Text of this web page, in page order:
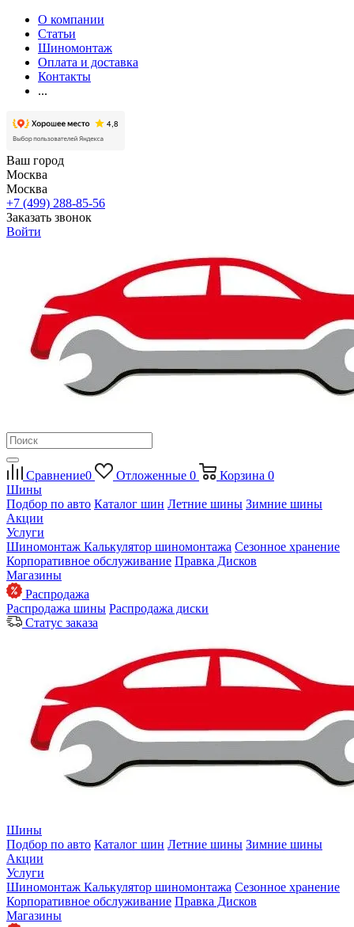
О компании
Статьи
Шиномонтаж
Оплата и доставка
Контакты
...
Ваш город
Москва
Москва
+7 (499) 288-85-56
Заказать звонок
Войти
Сравнение0 Отложенные 0 Корзина 0
Шины
Подбор по авто Каталог шин Летние шины Зимние шины
Акции
Услуги
Шиномонтаж Калькулятор шиномонтажа Сезонное хранение
Корпоративное обслуживание Правка Дисков
Магазины
Распродажа
Распродажа шины Распродажа диски
Статус заказа
Шины
Подбор по авто Каталог шин Летние шины Зимние шины
Акции
Услуги
Шиномонтаж Калькулятор шиномонтажа Сезонное хранение
Корпоративное обслуживание Правка Дисков
Магазины